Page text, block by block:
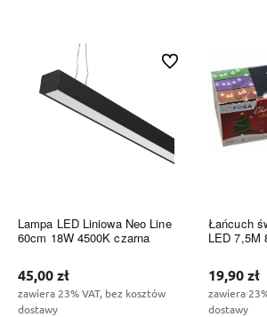
Lampa LED Liniowa Neo Line
60cm 18W 4500K czarna
45,00 zł
zawiera 23% VAT, bez kosztów
dostawy
Do ulubionych
Łańcuch
LED 7,5M
19,90 zł
zawiera
dostawy